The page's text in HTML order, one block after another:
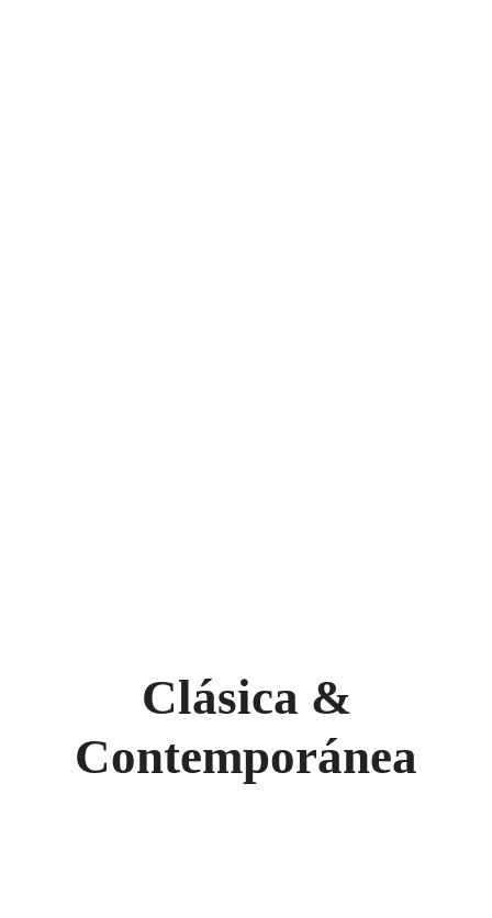
Clásica &
Contemporánea